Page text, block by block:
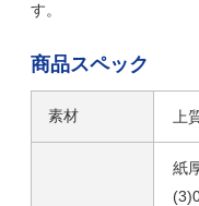
す。
商品スペック
素材 上
紙